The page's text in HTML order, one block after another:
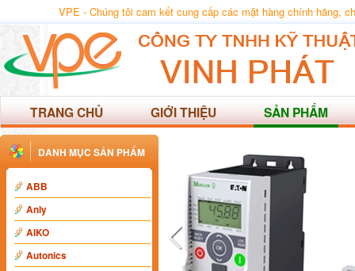
VPE - Chúng tôi cam kết cung cấp các mặt hàng chính hãng,
TRANG CHỦ GIỚI THIỆU SẢN PHẨM
DANH MỤC SẢN PHẨM
ABB
Anly
AIKO
Autonics